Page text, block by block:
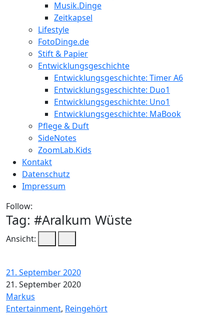
Musik.Dinge
Zeitkapsel
Lifestyle
FotoDinge.de
Stift & Papier
Entwicklungsgeschichte
Entwicklungsgeschichte: Timer A6
Entwicklungsgeschichte: Duo1
Entwicklungsgeschichte: Uno1
Entwicklungsgeschichte: MaBook
Pflege & Duft
SideNotes
ZoomLab.Kids
Kontakt
Datenschutz
Impressum
Follow:
Tag: #Aralkum Wüste
Ansicht:
21. September 2020
21. September 2020
Markus
Entertainment, Reingehört